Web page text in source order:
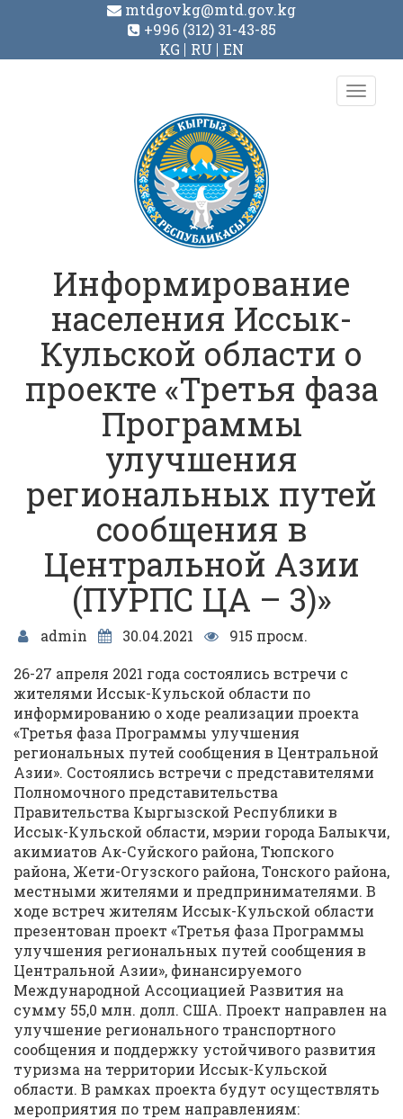
mtdgovkg@mtd.gov.kg
+996 (312) 31-43-85
KG
RU EN
Toggle
Информирование
населения Иссык-
Кульской области о
проекте «Третья фаза
Программы
улучшения
региональных путей
сообщения в
Центральной Азии
(ПУРПС ЦА – 3)»
admin 30.04.2021
915 просм.
26-27 апреля 2021 года состоялись встречи с
жителями Иссык-Кульской области по
информированию о ходе реализации проекта
«Третья фаза Программы улучшения
региональных путей сообщения в Центральной
Азии». Состоялись встречи с представителями
Полномочного представительства
Правительства Кыргызской Республики в
Иссык-Кульской области, мэрии города Балыкчи,
акимиатов Ак-Суйского района, Тюпского
района, Жети-Огузского района, Тонского района,
местными жителями и предпринимателями. В
ходе встреч жителям Иссык-Кульской области
презентован проект «Третья фаза Программы
улучшения региональных путей сообщения в
Центральной Азии», финансируемого
Международной Ассоциацией Развития на
сумму 55,0 млн. долл. США. Проект направлен на
улучшение регионального транспортного
сообщения и поддержку устойчивого развития
туризма на территории Иссык-Кульской
области. В рамках проекта будут осуществлять
мероприятия по трем направлениям: